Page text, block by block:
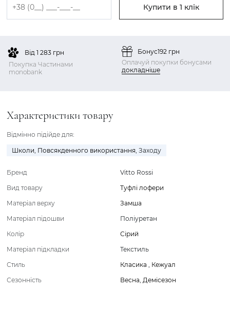
Купити в 1 клік
Від 1 283 грн
Покупка Частинами
monobank
Бонус192 грн
Оплачуй покупки бонусами
докладніше
Характеристики товару
Відмінно підійде для:
Школи, Повсякденного використання, Заходу
Бренд
Vitto Rossi
Вид товару
Туфлі лофери
Матеріал верху
Замша
Матеріал підошви
Поліуретан
Колір
Сірий
Матеріал підкладки
Текстиль
Стиль
Класика , Кежуал
Сезонність
Весна, Демісезон